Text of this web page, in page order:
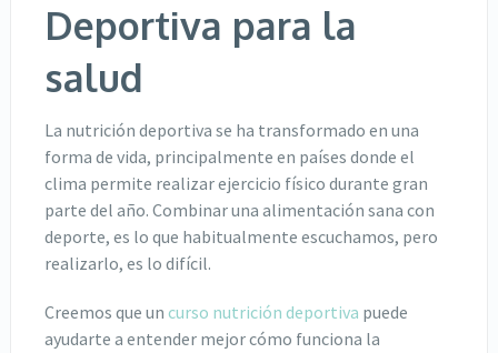
Deportiva para la
salud
La nutrición deportiva se ha transformado en una
forma de vida, principalmente en países donde el
clima permite realizar ejercicio físico durante gran
parte del año. Combinar una alimentación sana con
deporte, es lo que habitualmente escuchamos, pero
realizarlo, es lo difícil.
Creemos que un curso nutrición deportiva puede
ayudarte a entender mejor cómo funciona la